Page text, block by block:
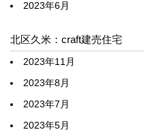
2023年6月
北区久米：craft建売住宅
2023年11月
2023年8月
2023年7月
2023年5月